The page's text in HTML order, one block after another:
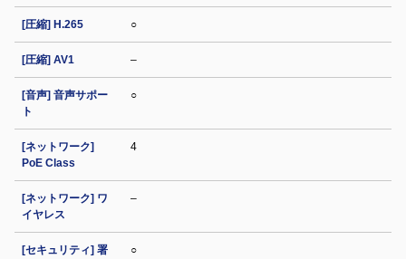
[圧縮] H.265 ○
[圧縮] AV1 –
[音声] 音声サポー
ト
○
[ネットワーク]
PoE Class
4
[ネットワーク] ワ
イヤレス
–
[セキュリティ] 署
○